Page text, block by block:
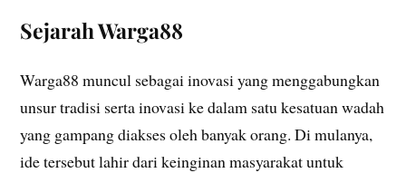
Sejarah Warga88
Warga88 muncul sebagai inovasi yang menggabungkan
unsur tradisi serta inovasi ke dalam satu kesatuan wadah
yang gampang diakses oleh banyak orang. Di mulanya,
ide tersebut lahir dari keinginan masyarakat untuk